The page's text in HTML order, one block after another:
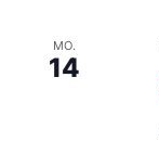
MO.
14